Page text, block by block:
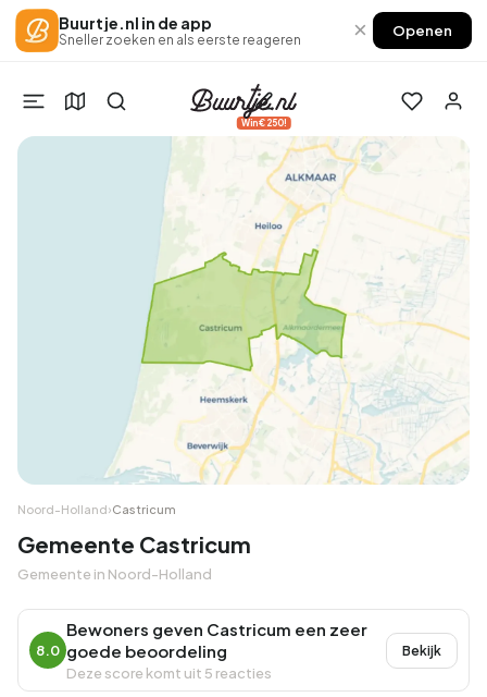
Buurtje.nl in de app
Sneller zoeken en als eerste reageren × Openen
Win €250!
Noord-Holland›Castricum
Gemeente Castricum
Gemeente in Noord-Holland
8.0
Bewoners geven Castricum een zeer
goede beoordeling
Deze score komt uit 5 reacties
Bekijk